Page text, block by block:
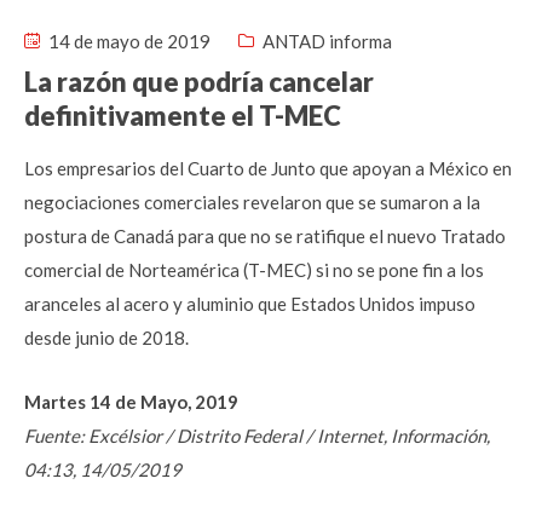
14 de mayo de 2019 ANTAD informa
La razón que podría cancelar
definitivamente el T-MEC
Los empresarios del Cuarto de Junto que apoyan a México en
negociaciones comerciales revelaron que se sumaron a la
postura de Canadá para que no se ratifique el nuevo Tratado
comercial de Norteamérica (T-MEC) si no se pone fin a los
aranceles al acero y aluminio que Estados Unidos impuso
desde junio de 2018.
Martes 14 de Mayo, 2019
Fuente: Excélsior / Distrito Federal / Internet, Información,
04:13, 14/05/2019